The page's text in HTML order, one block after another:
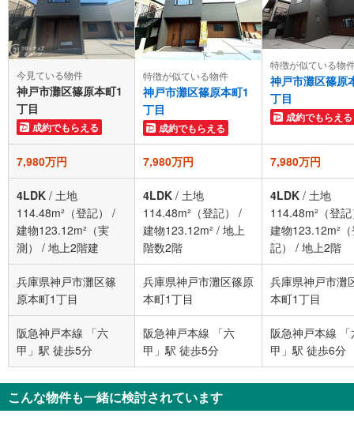
今見ている物件
神戸市灘区篠原本町1
丁目
成約でもらえる
特徴が似ている物件
神戸市灘区篠原本町1
丁目
成約でもらえる
特徴が似ている物
神戸市灘区篠原
丁目
成約でもらえる
7,980万円 7,980万円 7,980万円
4LDK / 土地
114.48m²（登記）
/
建物123.12m²（実
測）
/ 地上2階建
4LDK / 土地
114.48m²（登記）
/
建物123.12m² / 地上
階数2階
4LDK / 土地
114.48m²（登
建物123.12m²
記）
/ 地上2階
兵庫県神戸市灘区篠
原本町1丁目
兵庫県神戸市灘区篠原
本町1丁目
兵庫県神戸市灘
本町1丁目
阪急神戸本線 「六
甲」駅 徒歩5分
阪急神戸本線 「六
甲」駅 徒歩5分
阪急神戸本線 「
甲」駅 徒歩6分
こんな物件も一緒に検討されています